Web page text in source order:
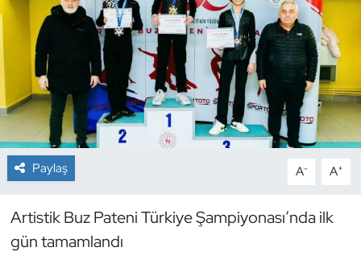
Paylaş A- A+
Artistik Buz Pateni Türkiye Şampiyonası’nda ilk
gün tamamlandı
Çim Hokeyi
Cimnastik
Curling
Dağcılık
Dans Sporları
Dövüş Sanatı